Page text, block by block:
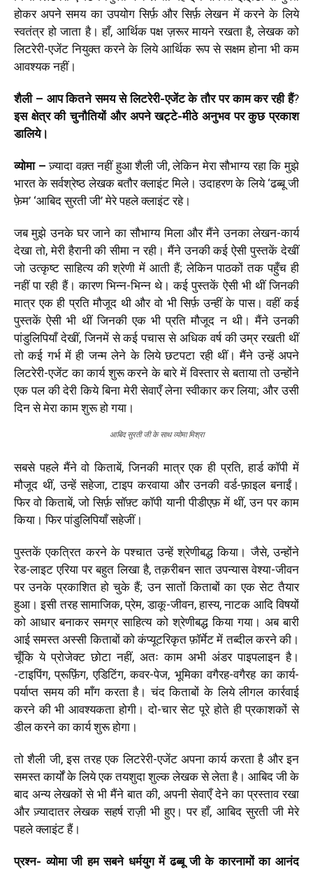
होकर अपने समय का उपयोग सिर्फ़ और सिर्फ़ लेखन में करने के लिये
स्वतंत्र हो जाता है। हाँ, आर्थिक पक्ष ज़रूर मायने रखता है, लेखक को
लिटरेरी-एजेंट नियुक्त करने के लिये आर्थिक रूप से सक्षम होना भी कम
आवश्यक नहीं।
शैली – आप कितने समय से लिटरेरी-एजेंट के तौर पर काम कर रही हैं?
इस क्षेत्र की चुनौतियों और अपने खट्टे-मीठे अनुभव पर कुछ प्रकाश
डालिये।
व्योमा – ज़्यादा वक़्त नहीं हुआ शैली जी, लेकिन मेरा सौभाग्य रहा कि मुझे
भारत के सर्वश्रेष्ठ लेखक बतौर क्लाइंट मिले। उदाहरण के लिये ‘ढब्बू जी
फ़ेम’ ‘आबिद सुरती जी’ मेरे पहले क्लाइंट रहे।
जब मुझे उनके घर जाने का सौभाग्य मिला और मैंने उनका लेखन-कार्य
देखा तो, मेरी हैरानी की सीमा न रही। मैंने उनकी कई ऐसी पुस्तकें देखीं
जो उत्कृष्ट साहित्य की श्रेणी में आती हैं; लेकिन पाठकों तक पहुँच ही
नहीं पा रही हैं। कारण भिन्न-भिन्न थे। कई पुस्तकें ऐसी भी थीं जिनकी
मात्र एक ही प्रति मौजूद थी और वो भी सिर्फ़ उन्हीं के पास। वहीं कई
पुस्तकें ऐसी भी थीं जिनकी एक भी प्रति मौजूद न थी। मैंने उनकी
पांडुलिपियाँ देखीं, जिनमें से कई पचास से अधिक वर्ष की उम्र रखती थीं
तो कई गर्भ में ही जन्म लेने के लिये छटपटा रही थीं। मैंने उन्हें अपने
लिटरेरी-एजेंट का कार्य शुरू करने के बारे में विस्तार से बताया तो उन्होंने
एक पल की देरी किये बिना मेरी सेवाएँ लेना स्वीकार कर लिया; और उसी
दिन से मेरा काम शुरू हो गया।
आबिद सुरती जी के साथ व्योमा मिश्रा
सबसे पहले मैंने वो किताबें, जिनकी मात्र एक ही प्रति, हार्ड कॉपी में
मौजूद थीं, उन्हें सहेजा, टाइप करवाया और उनकी वर्ड-फ़ाइल बनाईं।
फिर वो किताबें, जो सिर्फ़ सॉफ़्ट कॉपी यानी पीडीएफ़ में थीं, उन पर काम
किया। फिर पांडुलिपियाँ सहेजीं।
पुस्तकें एकत्रित करने के पश्चात उन्हें श्रेणीबद्ध किया। जैसे, उन्होंने
रेड-लाइट एरिया पर बहुत लिखा है, तक़रीबन सात उपन्यास वेश्या-जीवन
पर उनके प्रकाशित हो चुके हैं; उन सातों किताबों का एक सेट तैयार
हुआ। इसी तरह सामाजिक, प्रेम, डाकू-जीवन, हास्य, नाटक आदि विषयों
को आधार बनाकर समग्र साहित्य को श्रेणीबद्ध किया गया। अब बारी
आई समस्त अस्सी किताबों को कंप्यूटरिकृत फ़ॉर्मेट में तब्दील करने की।
चूँकि ये प्रोजेक्ट छोटा नहीं, अतः काम अभी अंडर पाइपलाइन है।
-टाइपिंग, प्रूफ़िंग, एडिटिंग, कवर-पेज, भूमिका वगैरह-वगैरह का कार्य-
पर्याप्त समय की माँग करता है। चंद किताबों के लिये लीगल कार्रवाई
करने की भी आवश्यकता होगी। दो-चार सेट पूरे होते ही प्रकाशकों से
डील करने का कार्य शुरू होगा।
तो शैली जी, इस तरह एक लिटरेरी-एजेंट अपना कार्य करता है और इन
समस्त कार्यों के लिये एक तयशुदा शुल्क लेखक से लेता है। आबिद जी के
बाद अन्य लेखकों से भी मैंने बात की, अपनी सेवाएँ देने का प्रस्ताव रखा
और ज़्यादातर लेखक सहर्ष राज़ी भी हुए। पर हाँ, आबिद सुरती जी मेरे
पहले क्लाइंट हैं।
प्रश्न- व्योमा जी हम सबने धर्मयुग में ढब्बू जी के कारनामों का आनंद